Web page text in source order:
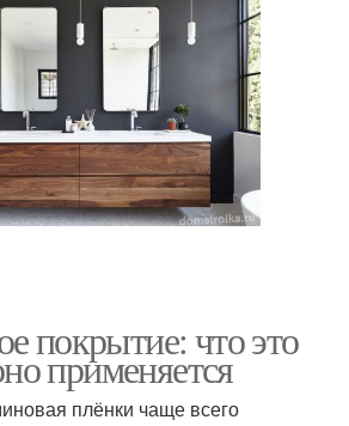
покрытие: что это
применяется
плёнки чаще всего